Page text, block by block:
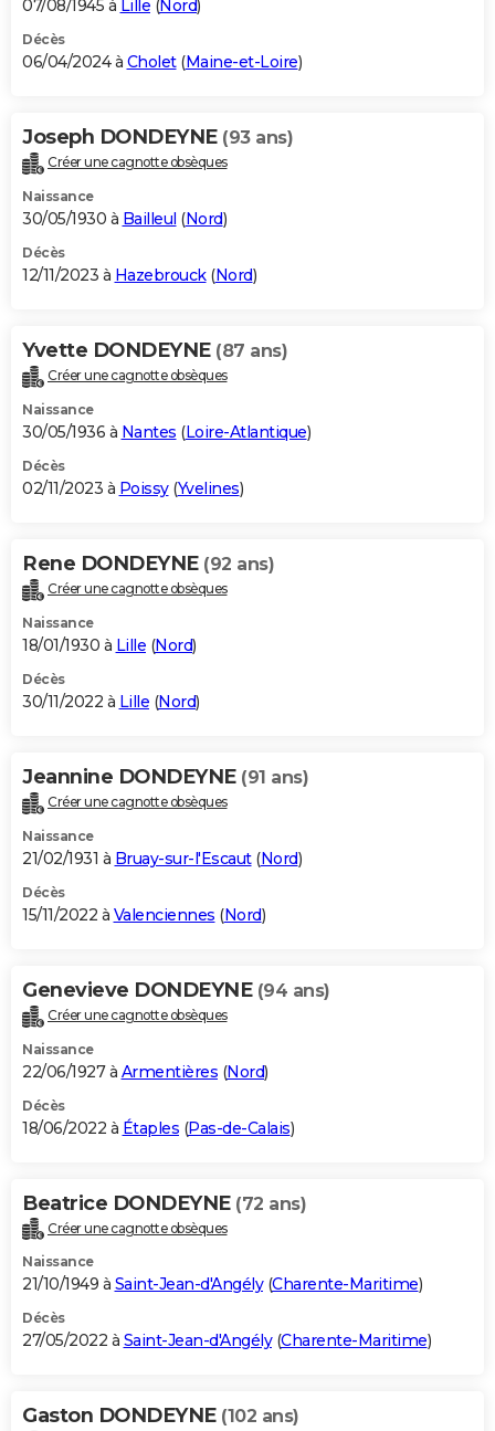
07/08/1945 à Lille (Nord)
Décès
06/04/2024 à Cholet(Maine-et-Loire)
Joseph DONDEYNE (93 ans)
Créer une cagnotte obsèques
Naissance
30/05/1930 à Bailleul (Nord)
Décès
12/11/2023 à Hazebrouck(Nord)
Yvette DONDEYNE (87 ans)
Créer une cagnotte obsèques
Naissance
30/05/1936 à Nantes (Loire-Atlantique)
Décès
02/11/2023 à Poissy(Yvelines)
Rene DONDEYNE (92 ans)
Créer une cagnotte obsèques
Naissance
18/01/1930 à Lille (Nord)
Décès
30/11/2022 à Lille (Nord)
Jeannine DONDEYNE (91 ans)
Créer une cagnotte obsèques
Naissance
21/02/1931 à Bruay-sur-l'Escaut(Nord)
Décès
15/11/2022 à Valenciennes (Nord)
Genevieve DONDEYNE (94 ans)
Créer une cagnotte obsèques
Naissance
22/06/1927 à Armentières (Nord)
Décès
18/06/2022 à Étaples (Pas-de-Calais)
Beatrice DONDEYNE (72 ans)
Créer une cagnotte obsèques
Naissance
21/10/1949 à Saint-Jean-d'Angély(Charente-Maritime)
Décès
27/05/2022 à Saint-Jean-d'Angély(Charente-Maritime)
Gaston DONDEYNE (102 ans)